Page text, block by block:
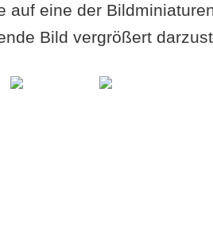
auf eine der
Bild vergrößert